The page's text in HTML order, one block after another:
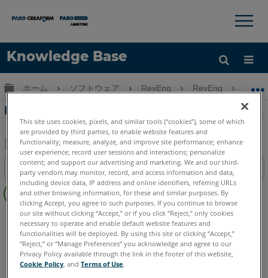
Knowledge Base
言語
×
グローバル階層を展開/折りたたむ
ホーム ソフトウェア RevEng RevEng
RevEngデフォルト設定にリセット
PDF
と
し
て
目次
ッ
RevEng RevEng
英語
This site uses cookies, pixels, and similar tools (“cookies”), some of which
are provided by third parties, to enable website features and
functionality; measure, analyze, and improve site performance; enhance
user experience; record user sessions and interactions; personalize
content; and support our advertising and marketing. We and our third-
party vendors may monitor, record, and access information and data,
including device data, IP address and online identifiers, referring URLs
and other browsing information, for these and similar purposes. By
clicking Accept, you agree to such purposes. If you continue to browse
our site without clicking “Accept,” or if you click “Reject,” only cookies
necessary to operate and enable default website features and
functionalities will be deployed. By using this site or clicking “Accept,”
“Reject,” or “Manage Preferences” you acknowledge and agree to our
Privacy Policy available through the link in the footer of this website,
Cookie Policy , andTerms of Use.